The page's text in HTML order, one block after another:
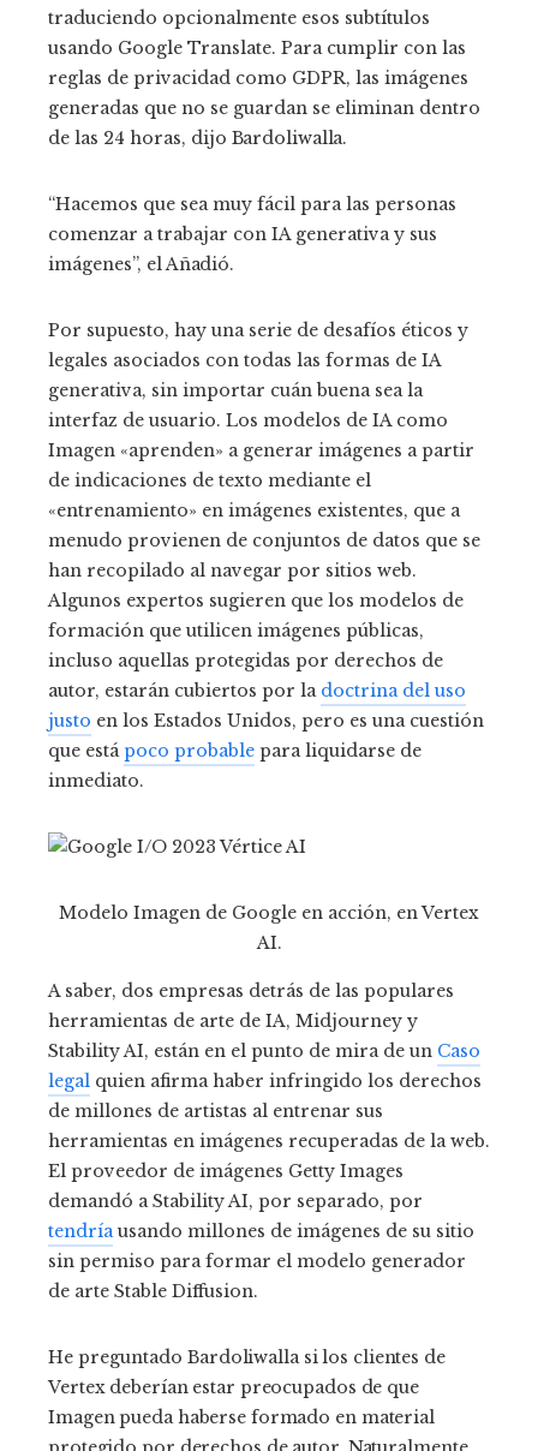
traduciendo opcionalmente esos subtítulos
usando Google Translate. Para cumplir con las
reglas de privacidad como GDPR, las imágenes
generadas que no se guardan se eliminan dentro
de las 24 horas, dijo Bardoliwalla.
“Hacemos que sea muy fácil para las personas
comenzar a trabajar con IA generativa y sus
imágenes”, el Añadió.
Por supuesto, hay una serie de desafíos éticos y
legales asociados con todas las formas de IA
generativa, sin importar cuán buena sea la
interfaz de usuario. Los modelos de IA como
Imagen «aprenden» a generar imágenes a partir
de indicaciones de texto mediante el
«entrenamiento» en imágenes existentes, que a
menudo provienen de conjuntos de datos que se
han recopilado al navegar por sitios web.
Algunos expertos sugieren que los modelos de
formación que utilicen imágenes públicas,
incluso aquellas protegidas por derechos de
autor, estarán cubiertos por la doctrina del uso
justo en los Estados Unidos, pero es una cuestión
que estápoco probable para liquidarse de
inmediato.
Modelo Imagen de Google en acción, en Vertex
AI.
A saber, dos empresas detrás de las populares
herramientas de arte de IA, Midjourney y
Stability AI, están en el punto de mira de un Caso
legal quien afirma haber infringido los derechos
de millones de artistas al entrenar sus
herramientas en imágenes recuperadas de la web.
El proveedor de imágenes Getty Images
demandó a Stability AI, por separado, por
tendríausando millones de imágenes de su sitio
sin permiso para formar el modelo generador
de arte Stable Diffusion.
He preguntado Bardoliwalla si los clientes de
Vertex deberían estar preocupados de que
Imagen pueda haberse formado en material